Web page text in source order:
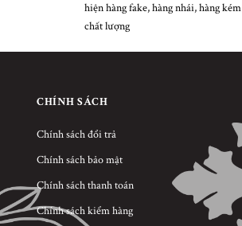
hiện hàng fake, hàng nhái, hàng kém
chất lượng
CHÍNH SÁCH
Chính sách đổi trả
Chính sách bảo mật
Chính sách thanh toán
Chính sách kiểm hàng